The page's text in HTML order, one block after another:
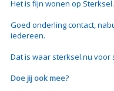
Het is fijn wonen op
Goed onderling contact,
iedereen.
Dat is waar sterksel.nu voor
Doe jij ook mee?